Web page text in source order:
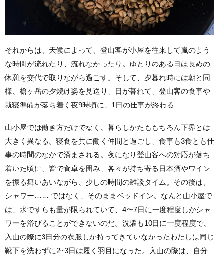
それからは、天候によって、登山客が小屋を往来して嵐のよう
な時間が流れたり、流れなかったり。ゆとりのある日は長めの
休憩を交代で取りながら過ごす。そして、夕暮れ時には朝と同
様、槍ヶ岳の夕焼け姿を見送り、日が暮れて、登山客の食事や
就寝準備が落ち着く夜9時頃に、1日の仕事が終わる。
山小屋では働き方だけでなく、暮らしかたももちろん下界とは
大きく異なる。寝食を共に働く仲間と過ごし、食事も3食とも仕
事の時間のなかで済まされる。夜になり登山客への対応が落ち
着いた頃に、皆で食卓を囲み、各々が持ち寄る日本酒やワイン
を振る舞いあいながら、少しの時間の雑談タイム。その後は、
シャワー…… ではなく、そのままベッドイン。なんと山小屋で
は、水ですらも量が限られていて、4〜7日に一度程度しかシャ
ワーを浴びることができないのだ。洗濯も10日に一度程度で、
入山の際に3日分の衣服しか持ってきていなかったわたしは同じ
靴下を洗わずに2~3日は履く羽目になった。入山の際は、自分